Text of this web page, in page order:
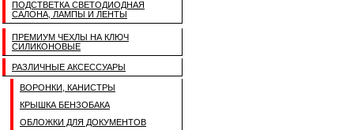
ПОДСТВЕТКА СВЕТОДИОДНАЯ
САЛОНА, ЛАМПЫ И ЛЕНТЫ
ПРЕМИУМ ЧЕХЛЫ НА КЛЮЧ
СИЛИКОНОВЫЕ
РАЗЛИЧНЫЕ АКСЕССУАРЫ
ВОРОНКИ, КАНИСТРЫ
КРЫШКА БЕНЗОБАКА
ОБЛОЖКИ ДЛЯ ДОКУМЕНТОВ